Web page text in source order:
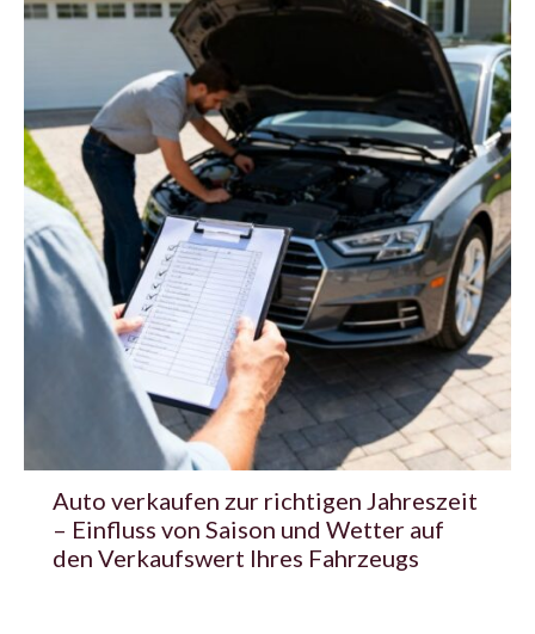
Auto verkaufen zur richtigen Jahreszeit
– Einfluss von Saison und Wetter auf
den Verkaufswert Ihres Fahrzeugs